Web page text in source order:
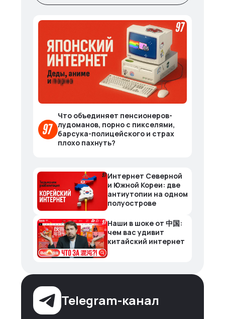
Что объединяет пенсионеров-
лудоманов, порно с пикселями,
барсука-полицейского и страх
плохо пахнуть?
Интернет Северной
и Южной Кореи: две
антиутопии на одном
полуострове
Наши в шоке от 中国:
чем вас удивит
китайский интернет
Telegram-канал